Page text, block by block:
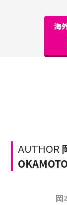
海
AUTHOR
OKAMOTO
岡